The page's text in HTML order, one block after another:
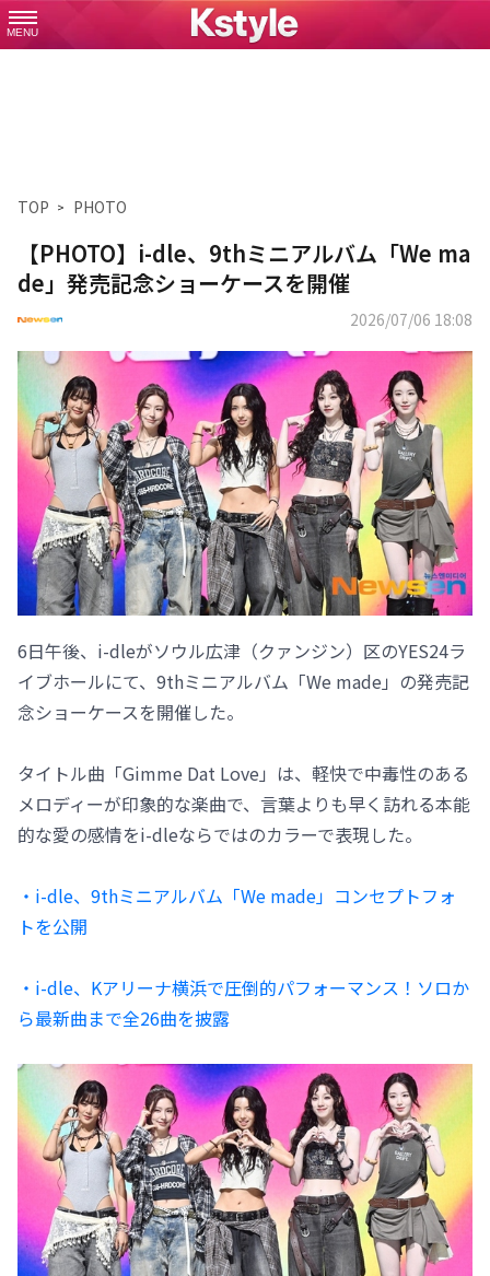
MENU
TOP PHOTO
【PHOTO】i-dle、9thミニアルバム「We ma
de」発売記念ショーケースを開催
2026/07/06 18:08
6日午後、i-dleがソウル広津（クァンジン）区のYES24ラ
イブホールにて、9thミニアルバム「We made」の発売記
念ショーケースを開催した。
タイトル曲「Gimme Dat Love」は、軽快で中毒性のある
メロディーが印象的な楽曲で、言葉よりも早く訪れる本能
的な愛の感情をi-dleならではのカラーで表現した。
・i-dle、9thミニアルバム「We made」コンセプトフォ
トを公開
・i-dle、Kアリーナ横浜で圧倒的パフォーマンス！ソロか
ら最新曲まで全26曲を披露